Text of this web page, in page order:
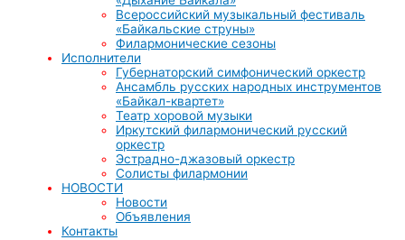
Всероссийский музыкальный фестиваль
«Байкальские струны»
Филармонические сезоны
Исполнители
Губернаторский симфонический оркестр
Ансамбль русских народных инструментов
«Байкал-квартет»
Театр хоровой музыки
Иркутский филармонический русский
оркестр
Эстрадно-джазовый оркестр
Солисты филармонии
НОВОСТИ
Новости
Объявления
Контакты